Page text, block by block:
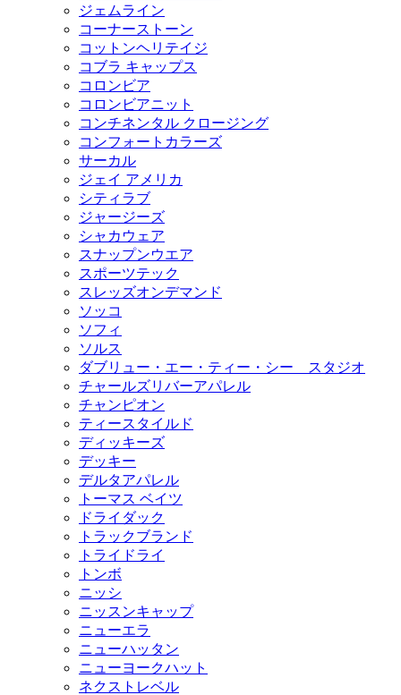
ジェムライン
コーナーストーン
コットンヘリテイジ
コブラ キャップス
コロンビア
コロンビアニット
コンチネンタル クロージング
コンフォートカラーズ
サーカル
ジェイ アメリカ
シティラブ
ジャージーズ
シャカウェア
スナップンウエア
スポーツテック
スレッズオンデマンド
ソッコ
ソフィ
ソルス
ダブリュー・エー・ティー・シー スタジオ
チャールズリバーアパレル
チャンピオン
ティースタイルド
ディッキーズ
デッキー
デルタアパレル
トーマス ベイツ
ドライダック
トラックブランド
トライドライ
トンボ
ニッシ
ニッスンキャップ
ニューエラ
ニューハッタン
ニューヨークハット
ネクストレベル